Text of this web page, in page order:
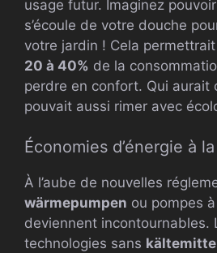
usage futur. Imaginez
s’écoule de votre douche
votre jardin ! Cela
20 à 40% de la
perdre en confort. Qui aurait
pouvait aussi rimer avec
Économies d’énergie à
À l’aube de nouvelles
wärmepumpen ou pompes
deviennent incontournables.
technologies sans